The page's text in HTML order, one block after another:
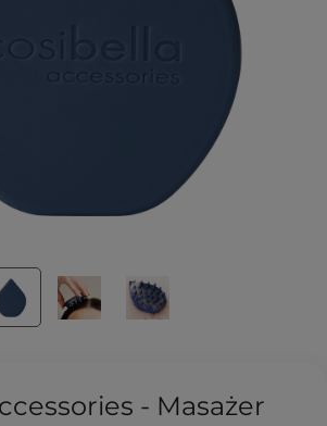
- Masażer